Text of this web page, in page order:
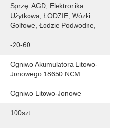
Sprzęt AGD, Elektronika
Użytkowa, ŁODZIE, Wózki
Golfowe, Łodzie Podwodne,
-20-60
Ogniwo Akumulatora Litowo-
Jonowego 18650 NCM
Ogniwo Litowo-Jonowe
100szt